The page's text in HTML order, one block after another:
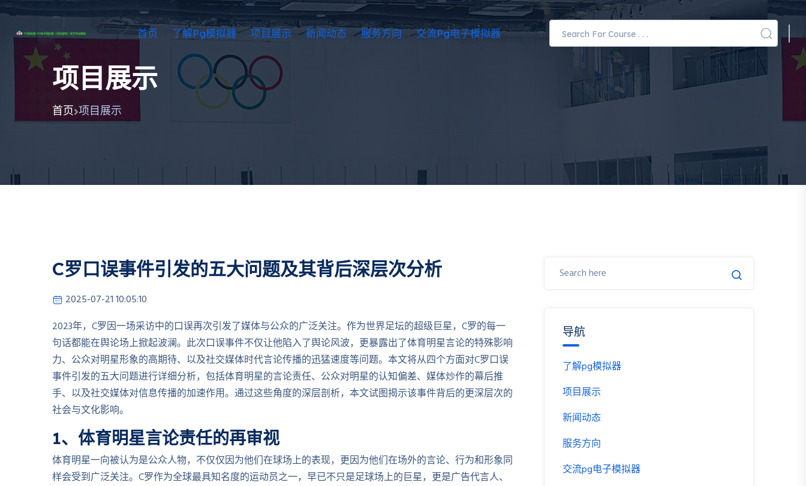
首页 了解pg模拟器 项目展示 新闻动态 服务方向 交流pg电子模拟器
项目展示
首页 项目展示
C罗口误事件引发的五大问题及其背后深层次分析
2025-07-21 10:05:10
2023年，C罗因一场采访中的口误再次引发了媒体与公众的广泛关注。作为世界足坛的超级巨星，C罗的每一
句话都能在舆论场上掀起波澜。此次口误事件不仅让他陷入了舆论风波，更暴露出了体育明星言论的特殊影响
力、公众对明星形象的高期待、以及社交媒体时代言论传播的迅猛速度等问题。本文将从四个方面对C罗口误
事件引发的五大问题进行详细分析，包括体育明星的言论责任、公众对明星的认知偏差、媒体炒作的幕后推
手、以及社交媒体对信息传播的加速作用。通过这些角度的深层剖析，本文试图揭示该事件背后的更深层次的
社会与文化影响。
1、体育明星言论责任的再审视
体育明星一向被认为是公众人物，不仅仅因为他们在球场上的表现，更因为他们在场外的言论、行为和形象同
样会受到广泛关注。C罗作为全球最具知名度的运动员之一，早已不只是足球场上的巨星，更是广告代言人、
导航
了解pg模拟器
项目展示
新闻动态
服务方向
交流pg电子模拟器